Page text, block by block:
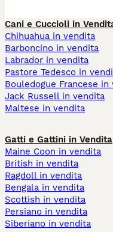
Cani e Cuccioli in
Chihuahua in vendita
Barboncino in vendita
Labrador in vendita
Pastore Tedesco in
Bouledogue Francese in
Jack Russell in vendita
Maltese in vendita
Gatti e Gattini in Vendita
Maine Coon in vendita
British in vendita
Ragdoll in vendita
Bengala in vendita
Scottish in vendita
Persiano in vendita
Siberiano in vendita